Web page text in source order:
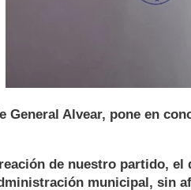
General Alvear, pone en
de nuestro partido, el
municipal, sin